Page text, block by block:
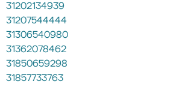
31202134939
31207544444
31306540980
31362078462
31850659298
31857733763